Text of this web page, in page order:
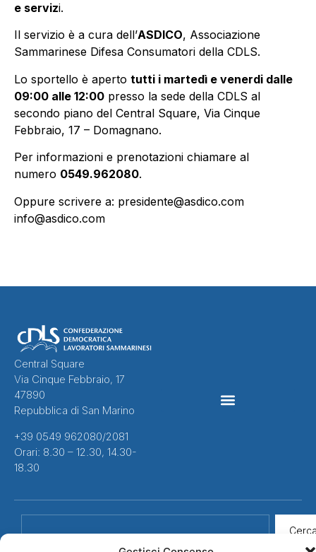
e servizi.
Il servizio è a cura dell’ASDICO, Associazione
Sammarinese Difesa Consumatori della CDLS.
Lo sportello è aperto tutti i martedì e venerdi dalle
09:00 alle 12:00 presso la sede della CDLS al
secondo piano del Central Square, Via Cinque
Febbraio, 17 – Domagnano.
Per informazioni e prenotazioni chiamare al
numero 0549.962080.
Oppure scrivere a: presidente@asdico.com
info@asdico.com
Central Square
Via Cinque Febbraio, 17
47890
Repubblica di San Marino
+39 0549 962080/2081
Orari: 8.30 – 12.30, 14.30-
18.30